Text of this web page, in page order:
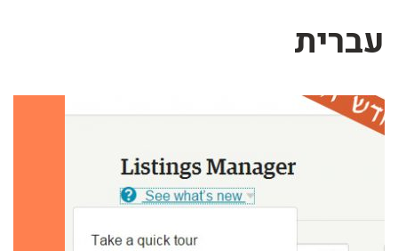
עברית